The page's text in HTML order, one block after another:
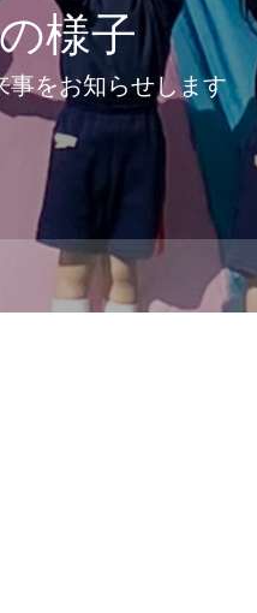
様子
事をお知らせします